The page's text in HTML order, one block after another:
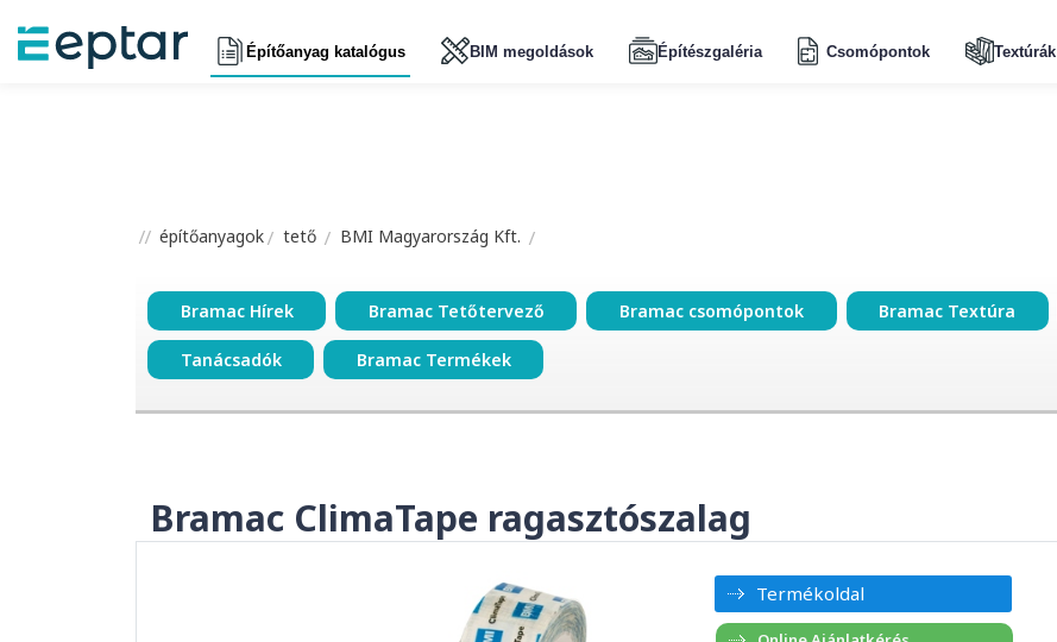
Építőanyag katalógus BIM megoldások Építészgaléria Csomópontok Textúrák
építőanyagok tető BMI Magyarország Kft.
Bramac Hírek Bramac Tetőtervező Bramac csomópontok Bramac Textúra
Tanácsadók Bramac Termékek
Bramac ClimaTape ragasztószalag
Termékoldal